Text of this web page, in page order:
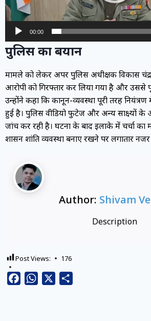
00:00
पुलिस का बयान
मामले को लेकर अपर पुलिस अधीक्षक विकास चंद्र
आरोपी को गिरफ्तार कर लिया गया है और उससे
उन्होंने कहा कि कानून-व्यवस्था पूरी तरह नियंत्रण
हुई है। पुलिस वीडियो फुटेज और अन्य साक्ष्यों
जांच कर रही है। घटना के बाद इलाके में चर्चा का
प्रशासन शांति व्यवस्था बनाए रखने पर लगातार
Author: Shivam
Description
Post Views: 176
FacebookWhatsApp